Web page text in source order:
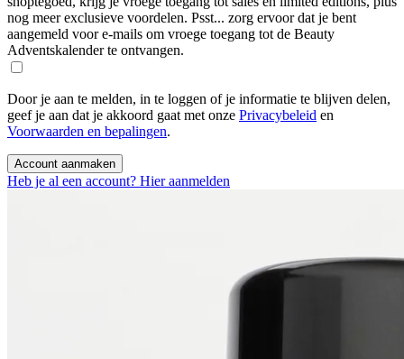
nog meer exclusieve voordelen. Psst... zorg ervoor dat je bent
aangemeld voor e-mails om vroege toegang tot de Beauty
Adventskalender te ontvangen.
Door je aan te melden, in te loggen of je informatie te blijven delen,
geef je aan dat je akkoord gaat met onze Privacybeleid en
Voorwaarden en bepalingen.
Account aanmaken
Heb je al een account? Hier aanmelden